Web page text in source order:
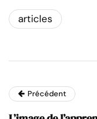
articles
Précédent